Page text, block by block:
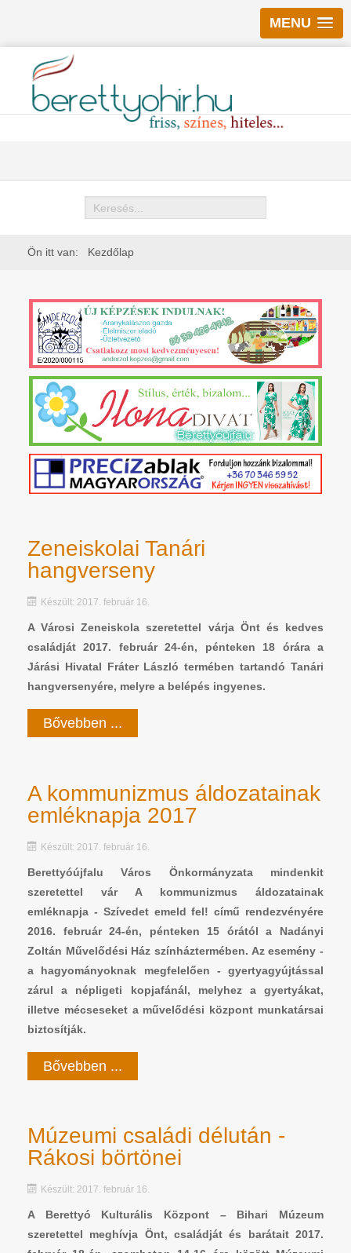
MENU
Keresés
Ön itt van: Kezdőlap
Zeneiskolai Tanári
hangverseny
Készült: 2017. február 16.
A Városi Zeneiskola szeretettel várja Önt és kedves
családját 2017. február 24-én, pénteken 18 órára a
Járási Hivatal Fráter László termében tartandó Tanári
hangversenyére, melyre a belépés ingyenes.
Bővebben ...
A kommunizmus áldozatainak
emléknapja 2017
Készült: 2017. február 16.
Berettyóújfalu Város Önkormányzata mindenkit
szeretettel vár A kommunizmus áldozatainak
emléknapja - Szívedet emeld fel! című rendezvényére
2016. február 24-én, pénteken 15 órától a Nadányi
Zoltán Művelődési Ház színháztermében. Az esemény -
a hagyományoknak megfelelően - gyertyagyújtással
zárul a népligeti kopjafánál, melyhez a gyertyákat,
illetve mécseseket a művelődési központ munkatársai
biztosítják.
Bővebben ...
Múzeumi családi délután -
Rákosi börtönei
Készült: 2017. február 16.
A Berettyó Kulturális Központ – Bihari Múzeum
szeretettel meghívja Önt, családját és barátait 2017.